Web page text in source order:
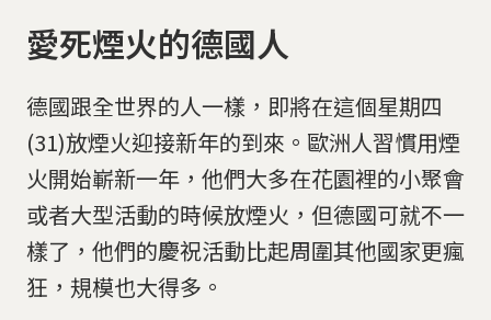
愛死煙火的德國人
德國跟全世界的人一樣，即將在這個星期四
(31)放煙火迎接新年的到來。歐洲人習慣用煙
火開始嶄新一年，他們大多在花園裡的小聚會
或者大型活動的時候放煙火，但德國可就不一
樣了，他們的慶祝活動比起周圍其他國家更瘋
狂，規模也大得多。